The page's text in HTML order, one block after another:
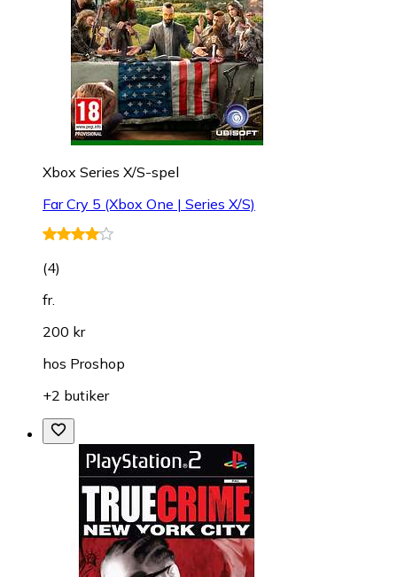
Xbox Series X/S-spel
Far Cry 5 (Xbox One | Series X/S)
(4)
fr.
200 kr
hos Proshop
+2 butiker